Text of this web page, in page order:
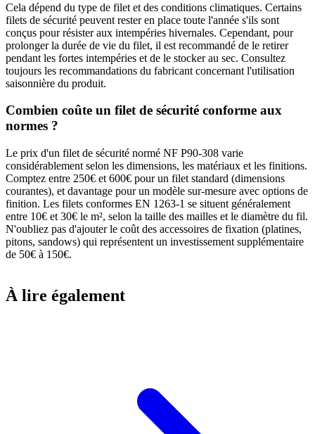
Cela dépend du type de filet et des conditions climatiques. Certains
filets de sécurité peuvent rester en place toute l'année s'ils sont
conçus pour résister aux intempéries hivernales. Cependant, pour
prolonger la durée de vie du filet, il est recommandé de le retirer
pendant les fortes intempéries et de le stocker au sec. Consultez
toujours les recommandations du fabricant concernant l'utilisation
saisonnière du produit.
Combien coûte un filet de sécurité conforme aux
normes ?
Le prix d'un filet de sécurité normé NF P90-308 varie
considérablement selon les dimensions, les matériaux et les finitions.
Comptez entre 250€ et 600€ pour un filet standard (dimensions
courantes), et davantage pour un modèle sur-mesure avec options de
finition. Les filets conformes EN 1263-1 se situent généralement
entre 10€ et 30€ le m², selon la taille des mailles et le diamètre du fil.
N'oubliez pas d'ajouter le coût des accessoires de fixation (platines,
pitons, sandows) qui représentent un investissement supplémentaire
de 50€ à 150€.
À lire également